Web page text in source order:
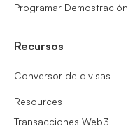
Programar Demostración
Recursos
Conversor de divisas
Resources
Transacciones Web3